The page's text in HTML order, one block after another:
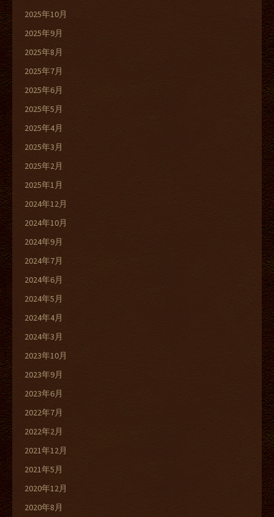
2025年10月
2025年9月
2025年8月
2025年7月
2025年6月
2025年5月
2025年4月
2025年3月
2025年2月
2025年1月
2024年12月
2024年10月
2024年9月
2024年7月
2024年6月
2024年5月
2024年4月
2024年3月
2023年10月
2023年9月
2023年6月
2022年7月
2022年2月
2021年12月
2021年5月
2020年12月
2020年8月